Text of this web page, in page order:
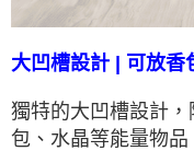
大凹槽設計 | 可放香
獨特的大凹槽設計
包、水晶等能量物品